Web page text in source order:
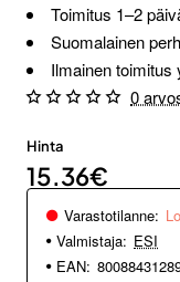
Toimitus 1–2
Suomalainen
Ilmainen toimitus
0
Hinta
15.36€
Varastotilanne:
Valmistaja: ESI
EAN: